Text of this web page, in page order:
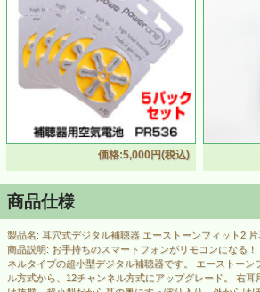
価格:5,000円(税込)
商品仕様
製品名: 耳穴式デジタル補聴器 エーストーンフィット2
商品説明: お手持ちのスマートフォンがリモコンになる
ネルタイプの超小型デジタル補聴器です。 エーストーン
ル方式から、12チャンネル方式にアップグレード。 右